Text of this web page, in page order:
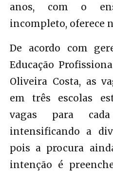
anos, com o
incompleto, oferece
De acordo com
Educação
Oliveira Costa, as
em três escolas
vagas para
intensificando a
pois a procura
intenção é